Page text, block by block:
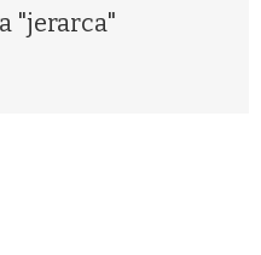
"jerarca"